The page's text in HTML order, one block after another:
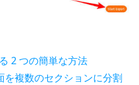
2 つの簡単な方法
複数のセクションに分割